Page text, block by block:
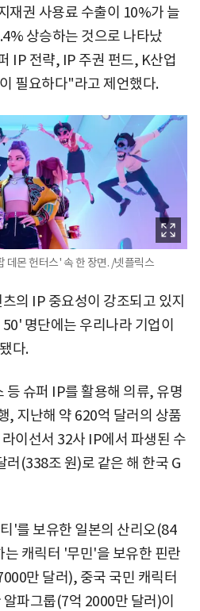
재권 사용료 수출이 10%가 늘
상승하는 것으로 나타났
IP 전략, IP 주권 펀드, K산업
필요하다"라고 제언했다.
데몬 헌터스' 속 한 장면. /넷플릭스
의 IP 중요성이 강조되고 있지
명단에는 우리나라 기업이
다.
슈퍼 IP를 활용해 의류, 유명
, 지난해 약 620억 달러의 상품
이선서 32사 IP에서 파생된 수
(338조 원)로 같은 해 한국 G
'를 보유한 일본의 산리오(84
캐릭터 '무민'을 보유한 핀란
만 달러), 중국 국민 캐릭터
파그룹(7억 2000만 달러)이